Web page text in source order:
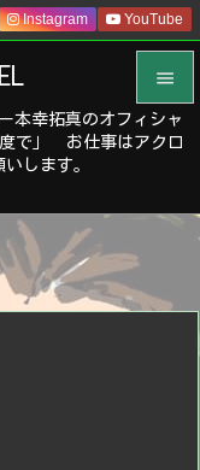
本幸拓真のオフィシャ
で」 お仕事はアクロ
します。


メニュ
サイド

Instagram YouTube